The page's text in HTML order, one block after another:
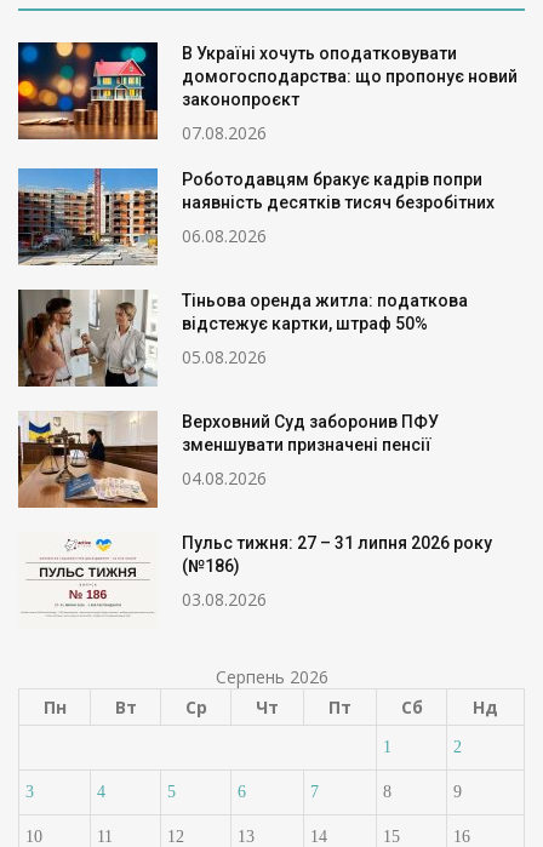
В Україні хочуть оподатковувати
домогосподарства: що пропонує новий
законопроєкт
07.08.2026
Роботодавцям бракує кадрів попри
наявність десятків тисяч безробітних
06.08.2026
Тіньова оренда житла: податкова
відстежує картки, штраф 50%
05.08.2026
Верховний Суд заборонив ПФУ
зменшувати призначені пенсії
04.08.2026
Пульс тижня: 27 – 31 липня 2026 року
(№186)
03.08.2026
Серпень 2026
Пн
Вт Ср Чт Пт Сб Нд
1 2
3 4 5 6 7 8 9
10 11 12 13 14 15 16